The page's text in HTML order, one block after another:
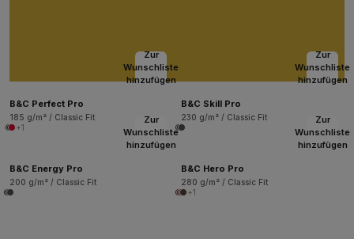
Zur
Wunschliste
hinzufügen
B&C Perfect Pro
185 g/m² / Classic Fit
+1
Zur
Wunschliste
hinzufügen
B&C Skill Pro
230 g/m² / Classic Fit
Zur
Wunschliste
hinzufügen
B&C Energy Pro
200 g/m² / Classic Fit
Zur
Wunschliste
hinzufügen
B&C Hero Pro
280 g/m² / Classic Fit
+1